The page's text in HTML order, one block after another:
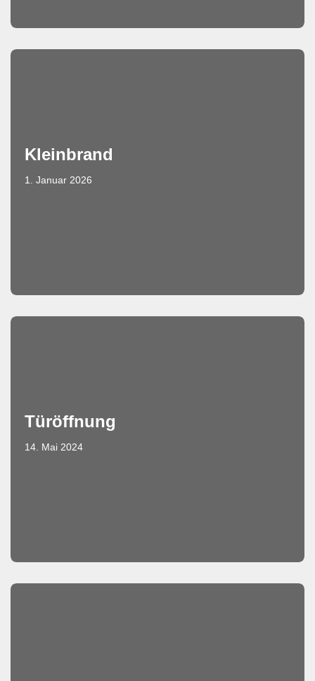
Kleinbrand
1. Januar 2026
Türöffnung
14. Mai 2024